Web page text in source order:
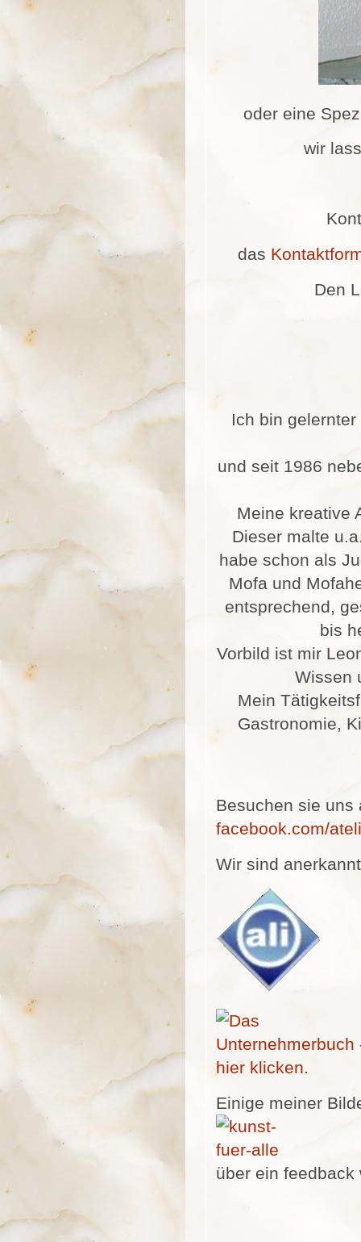
oder eine
wir
das
Den
Ich bin
und seit 1986
Meine kreative
Dieser malte
habe schon als
Mofa und
entsprechend,
bis
Vorbild ist mir
Wissen
Mein
Gastronomie,
Besuchen sie uns
facebook.com/
Wir sind
Einige meiner
über ein